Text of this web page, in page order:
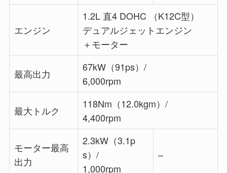
エンジン
1.2L 直4 DOHC （K12C型）
デュアルジェットエンジン
＋モーター
最高出力
67kW（91ps）/
6,000rpm
最大トルク
118Nm（12.0kgm）/
4,400rpm
モーター最高
出力
2.3kW（3.1p
s）/
1,000rpm
–